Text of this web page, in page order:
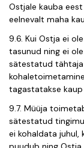
Ostjale kauba
eelnevalt maha
9.6. Kui Ostja ei
tasunud ning ei
sätestatud
tagastatakse
9.7. Müüja
sätestatud
ei kohaldata juhul,